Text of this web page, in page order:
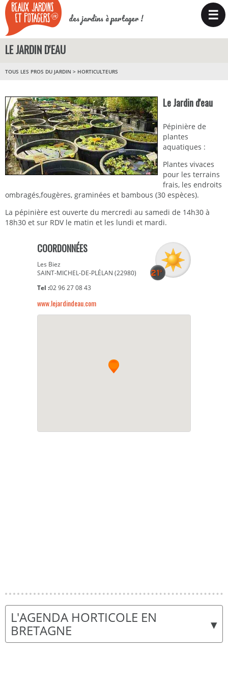
des jardins à partager ! ☰
LE JARDIN D'EAU
TOUS LES PROS DU JARDIN > HORTICULTEURS
Le Jardin d'eau
Pépinière de
plantes
aquatiques :
Plantes vivaces
pour les terrains
frais, les endroits
ombragés,fougères, graminées et bambous (30 espèces).
La pépinière est ouverte du mercredi au samedi de 14h30 à
18h30 et sur RDV le matin et les lundi et mardi.
COORDONNÉES
Les Biez
SAINT-MICHEL-DE-PLÉLAN (22980)
Tel :02 96 27 08 43
www.lejardindeau.com
▾
L'AGENDA HORTICOLE EN
BRETAGNE